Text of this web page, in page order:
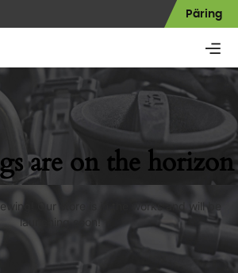
Päring
are on the horizon
Our store is in the works and will be
launching soon!